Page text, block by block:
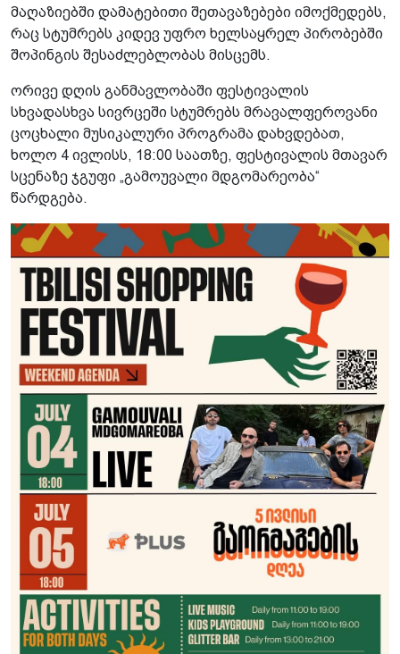
მაღაზიებში დამატებითი შეთავაზებები იმოქმედებს,
რაც სტუმრებს კიდევ უფრო ხელსაყრელ პირობებში
შოპინგის შესაძლებლობას მისცემს.
ორივე დღის განმავლობაში ფესტივალის
სხვადასხვა სივრცეში სტუმრებს მრავალფეროვანი
ცოცხალი მუსიკალური პროგრამა დახვდებათ,
ხოლო 4 ივლისს, 18:00 საათზე, ფესტივალის მთავარ
სცენაზე ჯგუფი „გამოუვალი მდგომარეობა“
წარდგება.